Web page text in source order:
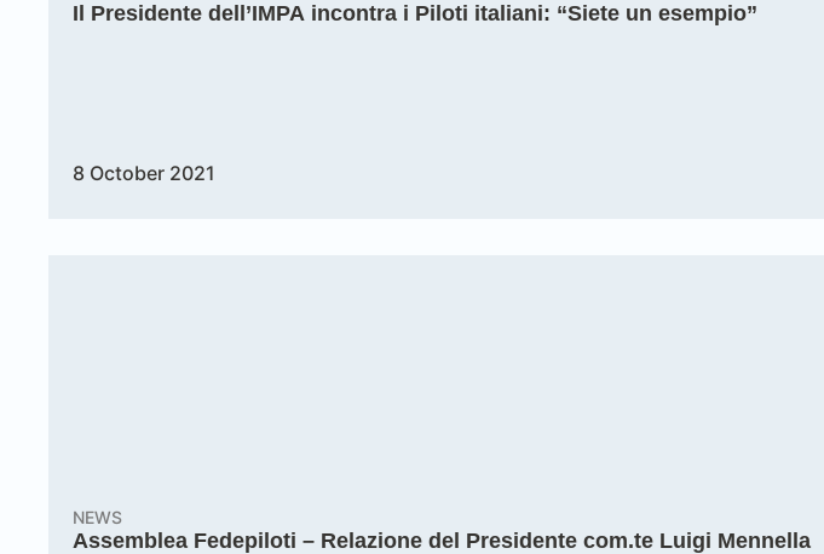
Il Presidente dell’IMPA incontra i Piloti italiani: “Siete un esempio”
8 October 2021
NEWS
Assemblea Fedepiloti – Relazione del Presidente com.te Luigi Mennella